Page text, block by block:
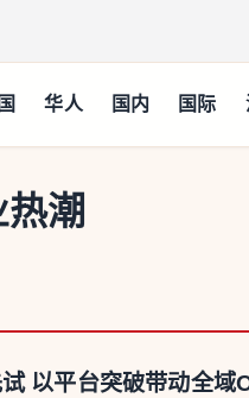
华人 国内 国际
潮
以平台突破带动全域